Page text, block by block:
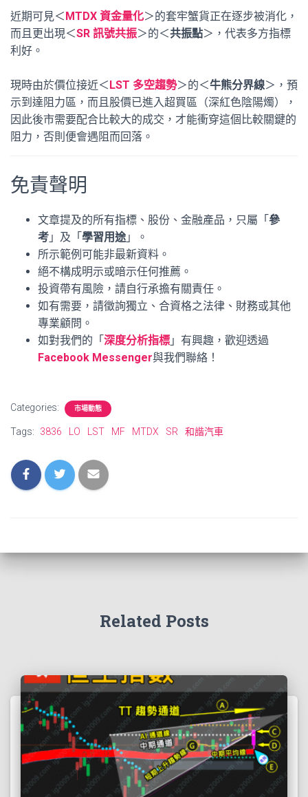
近期可見＜MTDX 資金量化＞的套牢蟹貨正在逐步被消化，
而且更出現＜SR 訊號共振＞的＜共振點＞，代表多方指標
利好。
現時由於價位接近＜LST 多空趨勢＞的＜牛熊分界線＞，預
示到達阻力區，而且股價已進入超買區（深紅色陰陽燭），
因此後市需要配合比較大的成交，才能衝穿這個比較關鍵的
阻力，否則便會遇阻而回落。
免責聲明
文章提及的所有指標、股份、金融產品，只屬「 參
考 」及「 學習用途 」。
所示範例可能非最新資料。
絕不構成明示或暗示任何推薦。
投資帶有風險，請自行承擔有關責任。
如有需要，請徵詢獨立、合資格之法律、財務或其他
專業顧問。
如對我們的「 深度分析指標 」有興趣，歡迎透過
Facebook Messenger與我們聯絡！
Categories: 市場動態
Tags: 3836 LO LST MF MTDX SR 和諧汽車
Related Posts